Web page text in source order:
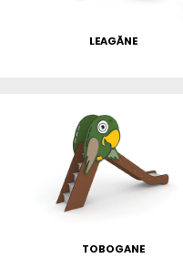
LEAGĂNE
TOBOGANE